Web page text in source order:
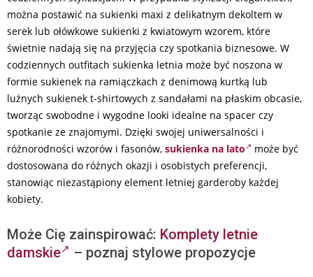
można postawić na sukienki maxi z delikatnym dekoltem w
serek lub ołówkowe sukienki z kwiatowym wzorem, które
świetnie nadają się na przyjęcia czy spotkania biznesowe. W
codziennych outfitach sukienka letnia może być noszona w
formie sukienek na ramiączkach z denimową kurtką lub
luźnych sukienek t-shirtowych z sandałami na płaskim obcasie,
tworząc swobodne i wygodne looki idealne na spacer czy
spotkanie ze znajomymi. Dzięki swojej uniwersalności i
różnorodności wzorów i fasonów, sukienka na lato
może być
dostosowana do różnych okazji i osobistych preferencji,
stanowiąc niezastąpiony element letniej garderoby każdej
kobiety.
Może Cię zainspirować: Komplety letnie
damskie
– poznaj stylowe propozycje